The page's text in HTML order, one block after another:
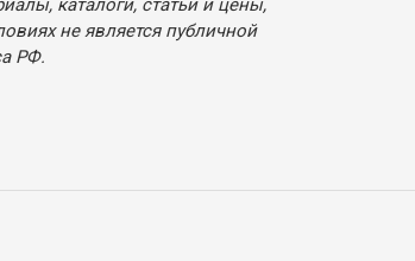
каталоги, статьи и цены,
не является публичной
РФ.